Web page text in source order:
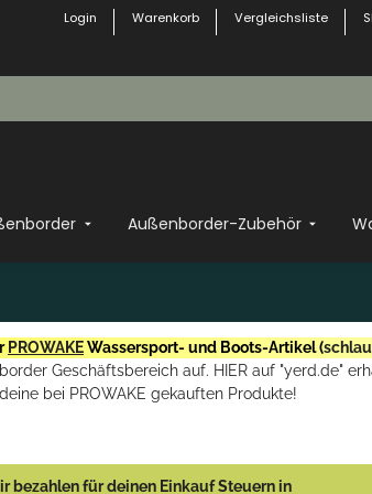
Login Warenkorb Vergleichsliste
Außenborder-Zubehör
PROWAKEWassersport- und Boots-Artikel (
Geschäftsbereich auf. HIER auf "yerd.de"
deine bei PROWAKE gekauften Produkte!
bezahlen für deinen Einkauf Steuern in